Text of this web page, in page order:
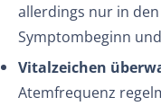
allerdings nur in
Symptombeginn
Vitalzeichen
Atemfrequenz